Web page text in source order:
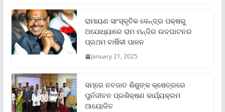
ରାମାୟଣ ସାଂସ୍କୃତିକ କେନ୍ଦ୍ର ପକ୍ଷରୁ
ଅଯୋଧ୍ୟାରେ ରାମ ମନ୍ଦିର ଉଦଘାଟନର
ପ୍ରଥମ ବାର୍ଷିକୀ ପାଳନ
January 21, 2025
ସମ୍‌ରେ ନବଜାତ ଶିଶୁଙ୍କ କ୍ଷେତ୍ରରେ
ପୁର୍ନଜୀବନ ପ୍ରଶିକ୍ଷଣ କାର୍ଯ୍ୟକ୍ରମ
ଆୟୋଜିତ